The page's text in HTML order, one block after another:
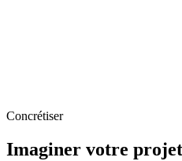
Concrétiser
Imaginer votre